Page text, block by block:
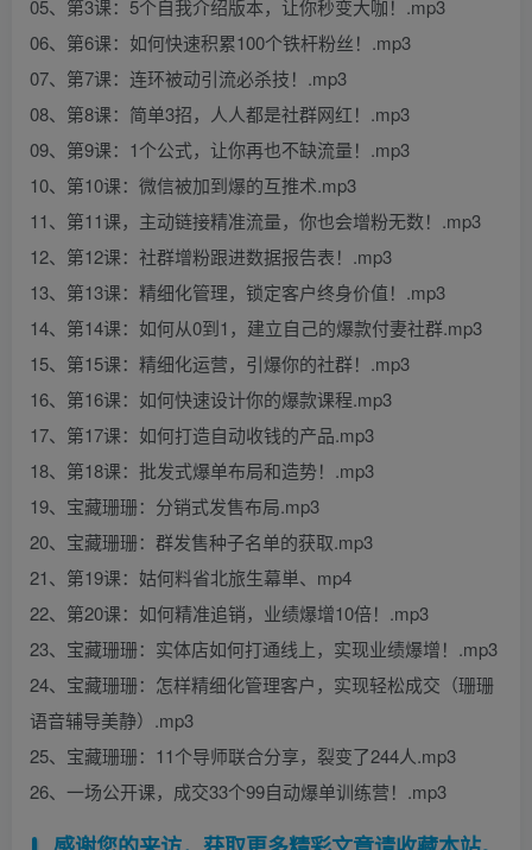
05、第3课：5个自我介绍版本，让你秒变大咖！.mp3
06、第6课：如何快速积累100个铁杆粉丝！.mp3
07、第7课：连环被动引流必杀技！.mp3
08、第8课：简单3招，人人都是社群网红！.mp3
09、第9课：1个公式，让你再也不缺流量！.mp3
10、第10课：微信被加到爆的互推术.mp3
11、第11课，主动链接精准流量，你也会增粉无数！.mp3
12、第12课：社群增粉跟进数据报告表！.mp3
13、第13课：精细化管理，锁定客户终身价值！.mp3
14、第14课：如何从0到1，建立自己的爆款付妻社群.mp3
15、第15课：精细化运营，引爆你的社群！.mp3
16、第16课：如何快速设计你的爆款课程.mp3
17、第17课：如何打造自动收钱的产品.mp3
18、第18课：批发式爆单布局和造势！.mp3
19、宝藏珊珊：分销式发售布局.mp3
20、宝藏珊珊：群发售种子名单的获取.mp3
21、第19课：姑何料省北旅生幕単、mp4
22、第20课：如何精准追销，业绩爆增10倍！.mp3
23、宝藏珊珊：实体店如何打通线上，实现业绩爆增！.mp3
24、宝藏珊珊：怎样精细化管理客户，实现轻松成交（珊珊
语音辅导美静）.mp3
25、宝藏珊珊：11个导师联合分享，裂变了244人.mp3
26、一场公开课，成交33个99自动爆单训练营！.mp3